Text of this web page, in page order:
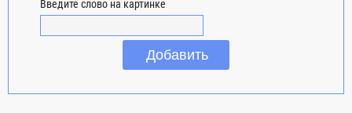
Введите слово на картинке